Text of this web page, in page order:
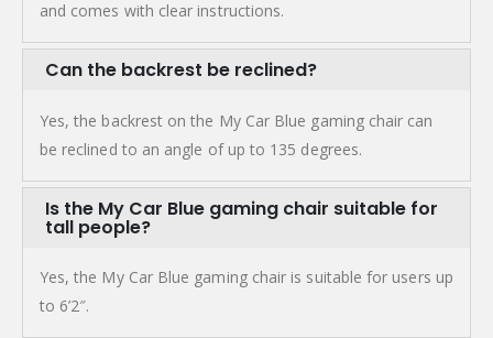
and comes with clear instructions.
Can the backrest be reclined?
Yes, the backrest on the My Car Blue gaming chair can
be reclined to an angle of up to 135 degrees.
Is the My Car Blue gaming chair suitable for
tall people?
Yes, the My Car Blue gaming chair is suitable for users up
to 6’2″.